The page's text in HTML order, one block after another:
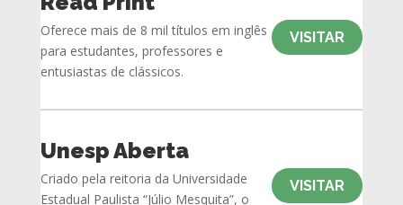
VISITAR
Oferece mais de 8 mil títulos em inglês
para estudantes, professores e
entusiastas de clássicos.
Unesp Aberta
VISITAR
Criado pela reitoria da Universidade
Estadual Paulista “Júlio Mesquita”, o